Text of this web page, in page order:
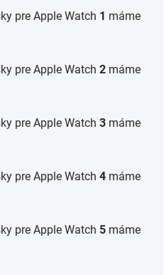
pre Apple Watch 1 máme
pre Apple Watch 2 máme
pre Apple Watch 3 máme
pre Apple Watch 4 máme
pre Apple Watch 5 máme